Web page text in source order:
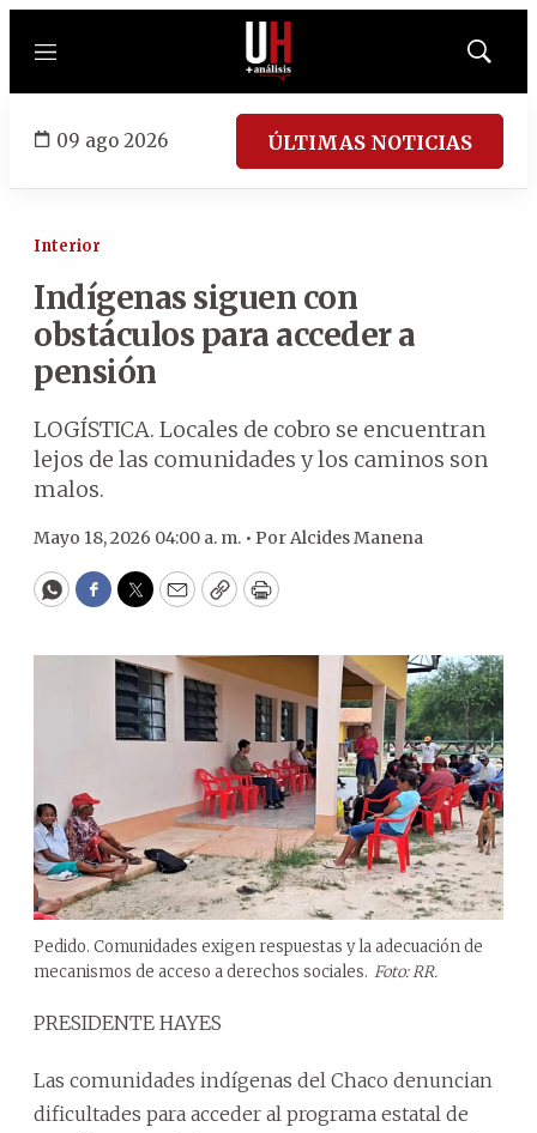
Menú
Mostrar
09 ago 2026 ÚLTIMAS NOTICIAS
Interior
Indígenas siguen con
obstáculos para acceder a
pensión
LOGÍSTICA. Locales de cobro se encuentran
lejos de las comunidades y los caminos son
malos.
Mayo 18, 2026 04:00 a. m. • PorAlcides Manena
WhatsApp
Facebook
Twitter
EmailCopyPrint
Pedido. Comunidades exigen respuestas y la adecuación de
mecanismos de acceso a derechos sociales. Foto: RR.
PRESIDENTE HAYES
Las comunidades indígenas del Chaco denuncian
dificultades para acceder al programa estatal de